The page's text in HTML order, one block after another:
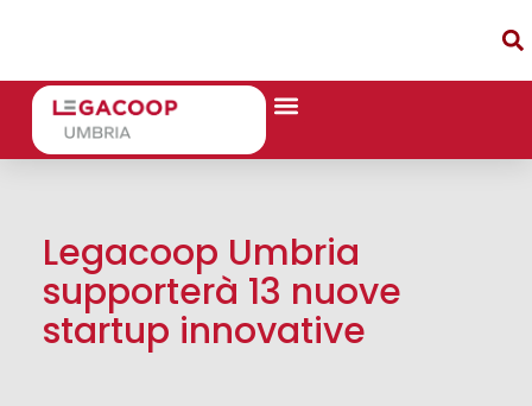
Legacoop Umbria
supporterà 13 nuove
startup innovative